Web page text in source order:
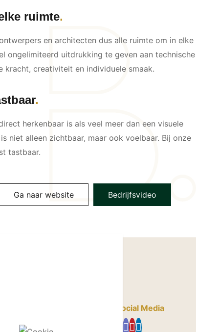
ruimte
ontwerpers en architecten dus alle ruimte om in elke
ongelimiteerd uitdrukking te geven aan technische
kracht, creativiteit en individuele smaak.
herkenbaar is als veel meer dan een visuele
niet alleen zichtbaar, maar ook voelbaar. Bij onze
tastbaar.
Ga naar website Bedrijfsvideo
via
Social Media